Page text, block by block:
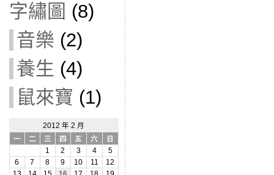
字繡圖 (8)
音樂 (2)
養生 (4)
鼠來寶 (1)
2012 年 2 月
一
二 三 四 五 六
日
1
2 3 4
5
6
7 8 9 10 11
12